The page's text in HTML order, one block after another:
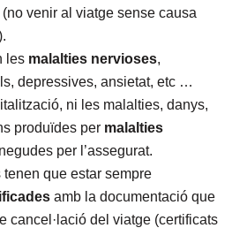
(no venir al viatge sense causa
les malalties nervioses,
depressives, ansietat, etc …
ni les malalties, danys,
produïdes per malalties
per l’assegurat.
que estar sempre
amb la documentació que
cancel·lació del viatge (certificats